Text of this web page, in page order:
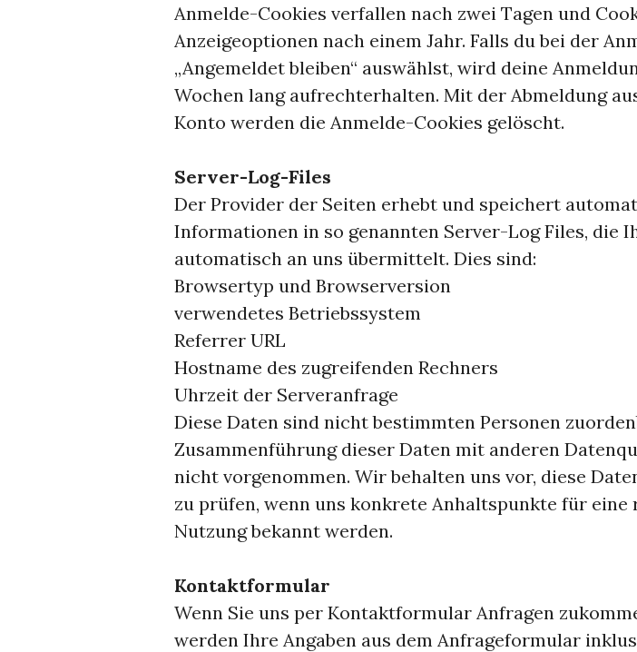
Anmelde-Cookies verfallen nach zwei Tagen und
Anzeigeoptionen nach einem Jahr. Falls du bei der
„Angemeldet bleiben“ auswählst, wird deine
Wochen lang aufrechterhalten. Mit der Abmeldung
Konto werden die Anmelde-Cookies gelöscht.
Server-Log-Files
Der Provider der Seiten erhebt und speichert
Informationen in so genannten Server-Log Files, die
automatisch an uns übermittelt. Dies sind:
Browsertyp und Browserversion
verwendetes Betriebssystem
Referrer URL
Hostname des zugreifenden Rechners
Uhrzeit der Serveranfrage
Diese Daten sind nicht bestimmten Personen
Zusammenführung dieser Daten mit anderen
nicht vorgenommen. Wir behalten uns vor, diese
zu prüfen, wenn uns konkrete Anhaltspunkte für
Nutzung bekannt werden.
Kontaktformular
Wenn Sie uns per Kontaktformular Anfragen
werden Ihre Angaben aus dem Anfrageformular